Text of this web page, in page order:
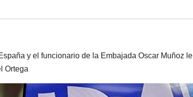
y el funcionario de la Embajada Oscar Muñoz le
Ortega